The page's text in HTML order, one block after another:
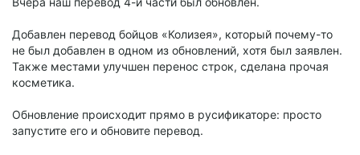
Добавлен перевод бойцов «Колизея», который почему-то
не был добавлен в одном из обновлений, хотя был заявлен.
Также местами улучшен перенос строк, сделана прочая
косметика.
Обновление происходит прямо в русификаторе: просто
запустите его и обновите перевод.